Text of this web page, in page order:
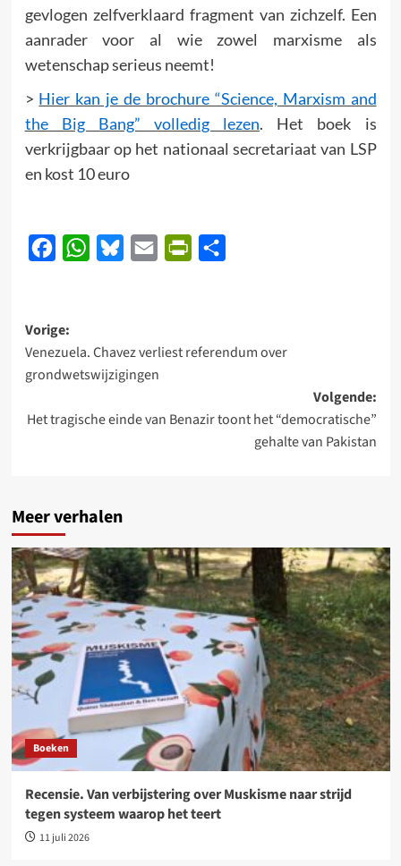
gevlogen zelfverklaard fragment van zichzelf. Een
aanrader voor al wie zowel marxisme als
wetenschap serieus neemt!
> Hier kan je de brochure “Science, Marxism and
the Big Bang” volledig lezen. Het boek is
verkrijgbaar op het nationaal secretariaat van LSP
en kost 10 euro
FacebookWhatsApp
BlueskyEmail PrintFriendly
Bericht
navigatie
Vorige:
Venezuela. Chavez verliest referendum over
grondwetswijzigingen
Volgende:
Het tragische einde van Benazir toont het “democratische”
gehalte van Pakistan
Meer verhalen
Boeken
Recensie. Van verbijstering over Muskisme naar strijd
tegen systeem waarop het teert
11 juli 2026